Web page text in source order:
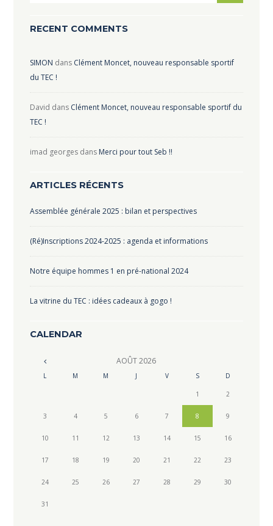
RECENT COMMENTS
SIMON dans Clément Moncet, nouveau responsable sportif
du TEC !
David dans Clément Moncet, nouveau responsable sportif du
TEC !
imad georgesdans Merci pour tout Seb !!
ARTICLES RÉCENTS
Assemblée générale 2025 : bilan et perspectives
(Ré)Inscriptions 2024-2025 : agenda et informations
Notre équipe hommes 1 en pré-national 2024
La vitrine du TEC : idées cadeaux à gogo !
CALENDAR
AOÛT2026
L M M J V S D
1 2
3 4 5 6 7 8 9
10 11 12 13 14 15 16
17 18 19 20 21 22 23
24 25 26 27 28 29 30
31